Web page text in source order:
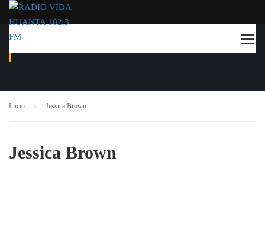
Inicio Jessica Brown
Jessica Brown